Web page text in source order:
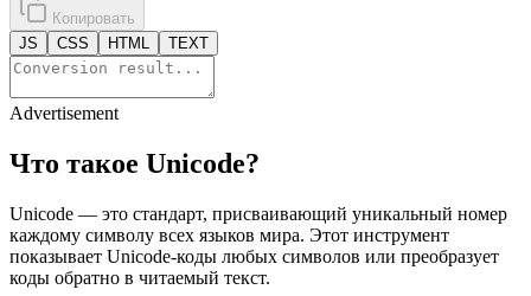
Копировать
JS
CSS HTML TEXT
Advertisement
Что такое Unicode?
Unicode — это стандарт, присваивающий уникальный номер
каждому символу всех языков мира. Этот инструмент
показывает Unicode-коды любых символов или преобразует
коды обратно в читаемый текст.